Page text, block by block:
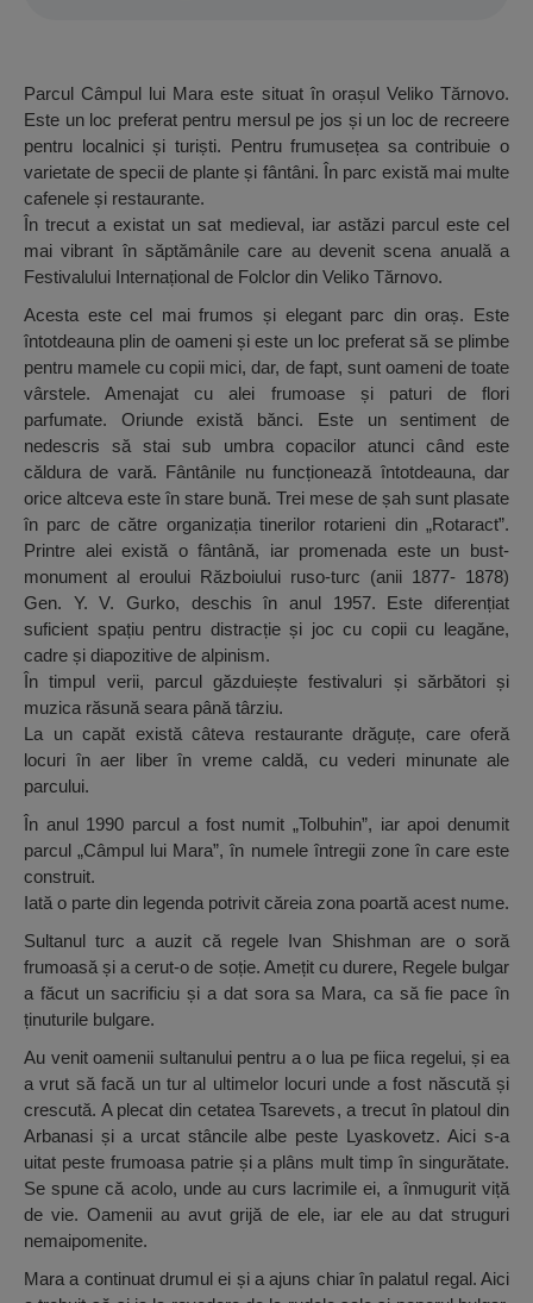
Parcul Câmpul lui Mara este situat în orașul Veliko Tărnovo.
Este un loc preferat pentru mersul pe jos și un loc de recreere
pentru localnici și turiști. Pentru frumusețea sa contribuie o
varietate de specii de plante și fântâni. În parc există mai multe
cafenele și restaurante.
În trecut a existat un sat medieval, iar astăzi parcul este cel
mai vibrant în săptămânile care au devenit scena anuală a
Festivalului Internațional de Folclor din Veliko Tărnovo.
Acesta este cel mai frumos și elegant parc din oraș. Este
întotdeauna plin de oameni și este un loc preferat să se plimbe
pentru mamele cu copii mici, dar, de fapt, sunt oameni de toate
vârstele. Amenajat cu alei frumoase și paturi de flori
parfumate. Oriunde există bănci. Este un sentiment de
nedescris să stai sub umbra copacilor atunci când este
căldura de vară. Fântânile nu funcționează întotdeauna, dar
orice altceva este în stare bună. Trei mese de șah sunt plasate
în parc de către organizația tinerilor rotarieni din „Rotaract”.
Printre alei există o fântână, iar promenada este un bust-
monument al eroului Războiului ruso-turc (anii 1877- 1878)
Gen. Y. V. Gurko, deschis în anul 1957. Este diferențiat
suficient spațiu pentru distracție și joc cu copii cu leagăne,
cadre și diapozitive de alpinism.
În timpul verii, parcul găzduiește festivaluri și sărbători și
muzica răsună seara până târziu.
La un capăt există câteva restaurante drăguțe, care oferă
locuri în aer liber în vreme caldă, cu vederi minunate ale
parcului.
În anul 1990 parcul a fost numit „Tolbuhin”, iar apoi denumit
parcul „Câmpul lui Mara”, în numele întregii zone în care este
construit.
Iată o parte din legenda potrivit căreia zona poartă acest nume.
Sultanul turc a auzit că regele Ivan Shishman are o soră
frumoasă și a cerut-o de soție. Amețit cu durere, Regele bulgar
a făcut un sacrificiu și a dat sora sa Mara, ca să fie pace în
ținuturile bulgare.
Au venit oamenii sultanului pentru a o lua pe fiica regelui, și ea
a vrut să facă un tur al ultimelor locuri unde a fost născută și
crescută. A plecat din cetatea Tsarevets, a trecut în platoul din
Arbanasi și a urcat stâncile albe peste Lyaskovetz. Aici s-a
uitat peste frumoasa patrie și a plâns mult timp în singurătate.
Se spune că acolo, unde au curs lacrimile ei, a înmugurit viță
de vie. Oamenii au avut grijă de ele, iar ele au dat struguri
nemaipomenite.
Mara a continuat drumul ei și a ajuns chiar în palatul regal. Aici